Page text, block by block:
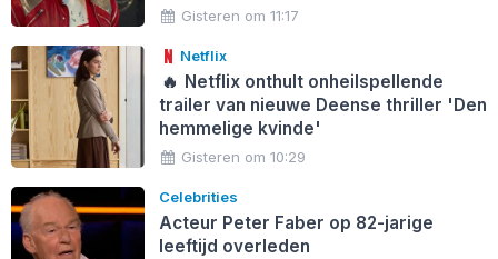
Gisteren om 11:17
Netflix
🔥 Netflix onthult onheilspellende
trailer van nieuwe Deense thriller 'Den
hemmelige kvinde'
Gisteren om 10:29
Celebrities
Acteur Peter Faber op 82-jarige
leeftijd overleden